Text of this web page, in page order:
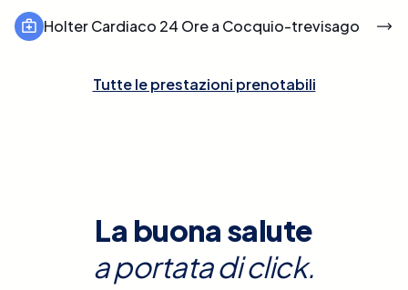
Holter Cardiaco 24 Ore a Cocquio-trevisago
Tutte le prestazioni prenotabili
La buona salute
a portata di click.